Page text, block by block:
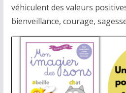
véhiculent des valeurs
bienveillance, courage,